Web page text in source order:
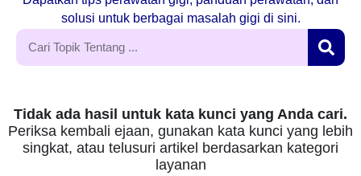
solusi untuk berbagai masalah gigi di sini.
Tidak ada hasil untuk kata kunci yang Anda cari.
Periksa kembali ejaan, gunakan kata kunci yang lebih
singkat, atau telusuri artikel berdasarkan kategori
layanan